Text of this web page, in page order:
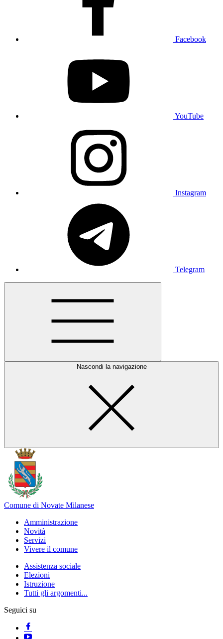
Facebook
YouTube
Instagram
Telegram
Nascondi la navigazione
Comune di Novate Milanese
Amministrazione
Novità
Servizi
Vivere il comune
Assistenza sociale
Elezioni
Istruzione
Tutti gli argomenti...
Seguici su